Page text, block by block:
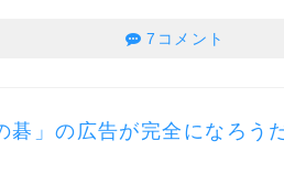
7コメント
碁」の広告が完全になろう